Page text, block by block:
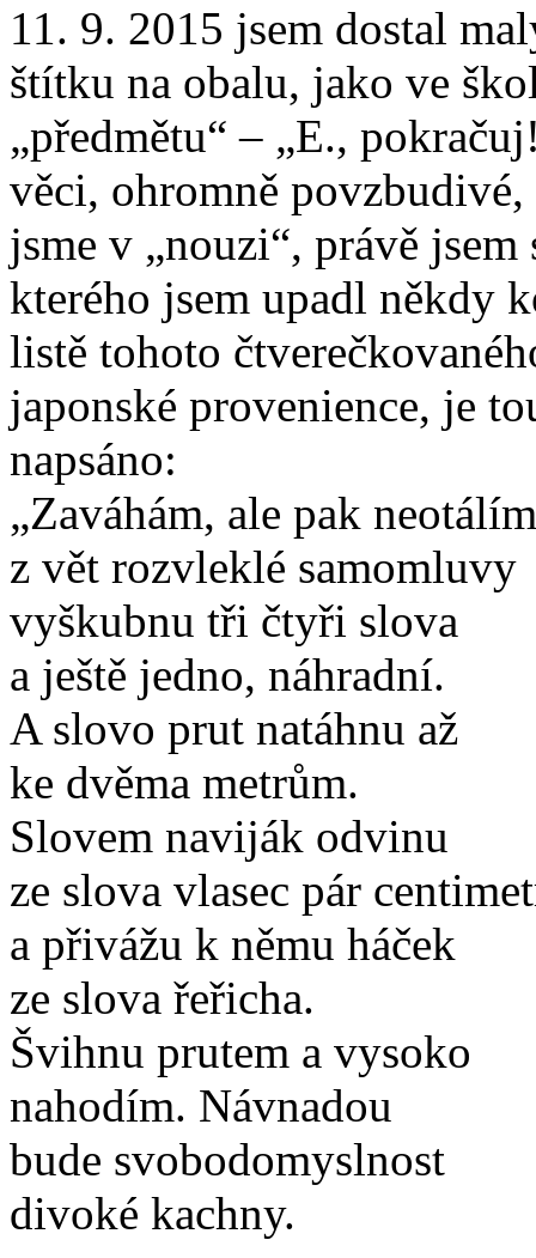
11. 9. 2015 jsem dostal
štítku na obalu, jako ve
„předmětu“ – „E.,
věci, ohromně
jsme v „nouzi“, právě
kterého jsem upadl někdy
listě tohoto
japonské provenience, je
napsáno:
„Zaváhám, ale pak
z vět rozvleklé samomluvy
vyškubnu tři čtyři slova
a ještě jedno, náhradní.
A slovo prut natáhnu až
ke dvěma metrům.
Slovem naviják odvinu
ze slova vlasec pár
a přivážu k němu háček
ze slova řeřicha.
Švihnu prutem a vysoko
nahodím. Návnadou
bude svobodomyslnost
divoké kachny.